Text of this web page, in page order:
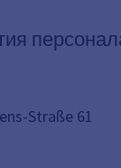
Straße 61